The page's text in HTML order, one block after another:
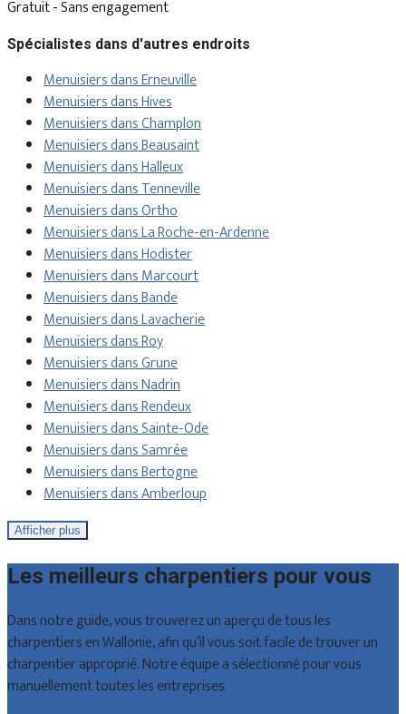
Gratuit - Sans engagement
Spécialistes dans d'autres endroits
Menuisiers dans Erneuville
Menuisiers dans Hives
Menuisiers dans Champlon
Menuisiers dans Beausaint
Menuisiers dans Halleux
Menuisiers dans Tenneville
Menuisiers dans Ortho
Menuisiers dans La Roche-en-Ardenne
Menuisiers dans Hodister
Menuisiers dans Marcourt
Menuisiers dans Bande
Menuisiers dans Lavacherie
Menuisiers dans Roy
Menuisiers dans Grune
Menuisiers dans Nadrin
Menuisiers dans Rendeux
Menuisiers dans Sainte-Ode
Menuisiers dans Samrée
Menuisiers dans Bertogne
Menuisiers dans Amberloup
Afficher plus
Les meilleurs charpentiers pour vous
Dans notre guide, vous trouverez un aperçu de tous les
charpentiers en Wallonie, afin qu’il vous soit facile de trouver un
charpentier approprié. Notre équipe a sélectionné pour vous
manuellement toutes les entreprises.